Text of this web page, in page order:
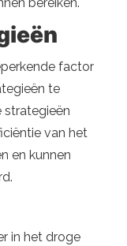
factor
te
strategieën
van het
en kunnen
in het droge